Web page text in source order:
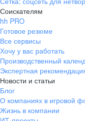
Соискателям
hh PRO
Готовое резюме
Все сервисы
Хочу у вас работать
Производственный
Экспертная
Новости и статьи
Блог
О компаниях в игровой
Жизнь в компании